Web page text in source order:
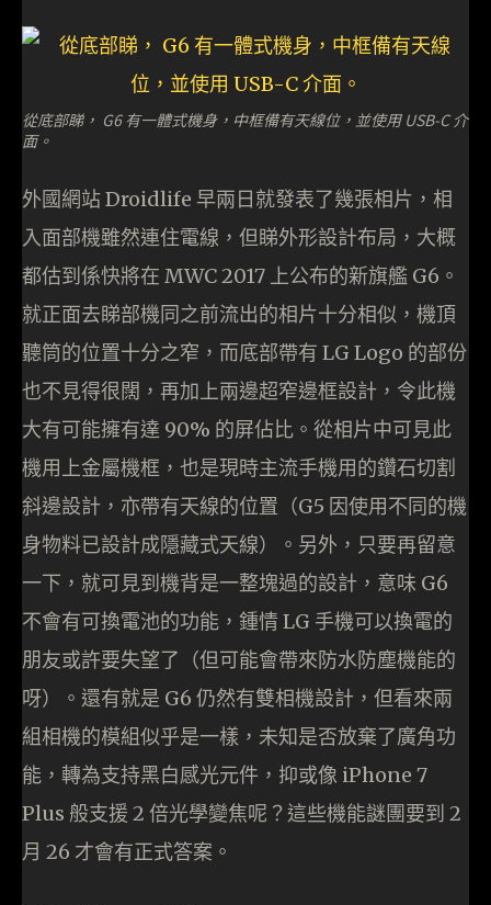
從底部睇， G6 有一體式機身，中框備有天線位，並使用 USB-C 介
面。
外國網站 Droidlife 早兩日就發表了幾張相片，相
入面部機雖然連住電線，但睇外形設計布局，大概
都估到係快將在 MWC 2017 上公布的新旗艦 G6。
就正面去睇部機同之前流出的相片十分相似，機頂
聽筒的位置十分之窄，而底部帶有 LG Logo 的部份
也不見得很闊，再加上兩邊超窄邊框設計，令此機
大有可能擁有達 90% 的屏佔比。從相片中可見此
機用上金屬機框，也是現時主流手機用的鑽石切割
斜邊設計，亦帶有天線的位置（G5 因使用不同的機
身物料已設計成隱藏式天線）。另外，只要再留意
一下，就可見到機背是一整塊過的設計，意味 G6
不會有可換電池的功能，鍾情 LG 手機可以換電的
朋友或許要失望了（但可能會帶來防水防塵機能的
呀）。還有就是 G6 仍然有雙相機設計，但看來兩
組相機的模組似乎是一樣，未知是否放棄了廣角功
能，轉為支持黑白感光元件，抑或像 iPhone 7
Plus 般支援 2 倍光學變焦呢？這些機能謎團要到 2
月 26 才會有正式答案。